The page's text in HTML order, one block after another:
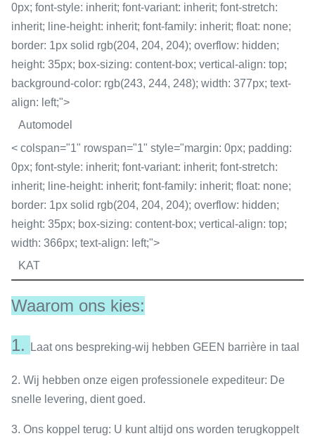
0px; font-style: inherit; font-variant: inherit; font-stretch:
inherit; line-height: inherit; font-family: inherit; float: none;
border: 1px solid rgb(204, 204, 204); overflow: hidden;
height: 35px; box-sizing: content-box; vertical-align: top;
background-color: rgb(243, 244, 248); width: 377px; text-
align: left;">
Automodel
< colspan="1" rowspan="1" style="margin: 0px; padding:
0px; font-style: inherit; font-variant: inherit; font-stretch:
inherit; line-height: inherit; font-family: inherit; float: none;
border: 1px solid rgb(204, 204, 204); overflow: hidden;
height: 35px; box-sizing: content-box; vertical-align: top;
width: 366px; text-align: left;">
KAT
Waarom ons kies:
1. Laat ons bespreking-wij hebben GEEN barrière in taal
2. Wij hebben onze eigen professionele expediteur: De
snelle levering, dient goed.
3. Ons koppel terug: U kunt altijd ons worden terugkoppelt